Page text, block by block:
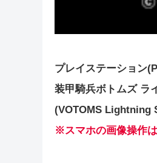
プレイステーション
装甲騎兵ボトムズ ラ
(VOTOMS Lightning
※スマホの画像操作